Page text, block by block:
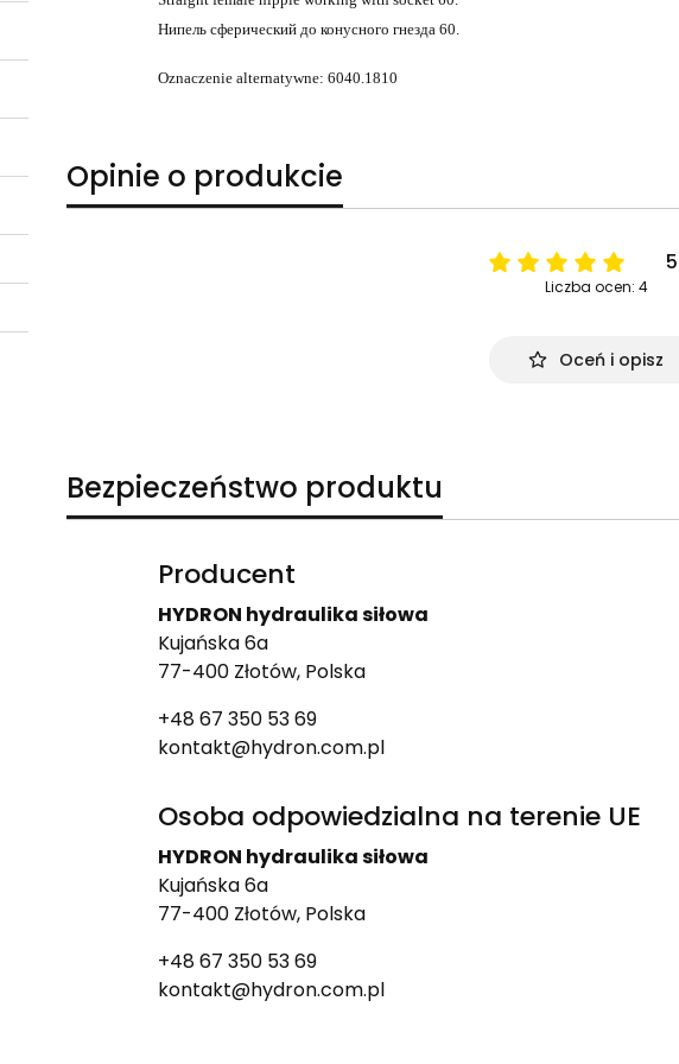
Нипель сферический до конусного гнезда 60.
Oznaczenie alternatywne: 6040.1810
Opinie o produkcie
Liczba ocen: 4
Oceń i opisz
Bezpieczeństwo produktu
Producent
HYDRON hydraulika siłowa
Kujańska 6a
77-400 Złotów, Polska
+48 67 350 53 69
kontakt@hydron.com.pl
Osoba odpowiedzialna na terenie UE
HYDRON hydraulika siłowa
Kujańska 6a
77-400 Złotów, Polska
+48 67 350 53 69
kontakt@hydron.com.pl